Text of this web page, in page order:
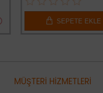
SEPETE EKLE
MÜŞTERİ HİZMETLERİ